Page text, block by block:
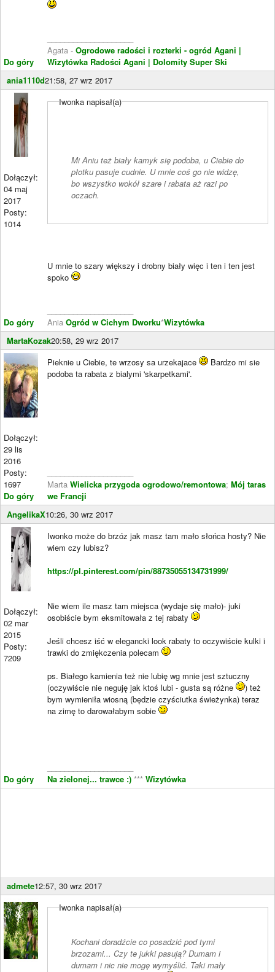
Do góry
Agata - Ogrodowe radości i rozterki - ogród Agani |
Wizytówka Radości Agani | Dolomity Super Ski
ania1110d21:58, 27 wrz 2017
Dołączył:
04 maj
2017
Posty:
1014
Do góry
Iwonka napisał(a)
Mi Aniu też biały kamyk się podoba, u Ciebie do
płotku pasuje cudnie. U mnie coś go nie widzę,
bo wszystko wokół szare i rabata aż razi po
oczach.
U mnie to szary większy i drobny biały więc i ten i ten jest
spoko
Ania Ogród w Cichym Dworku*Wizytówka
MartaKozak20:58, 29 wrz 2017
Dołączył:
29 lis
2016
Posty:
1697
Do góry
Pieknie u Ciebie, te wrzosy sa urzekajace
Bardzo mi sie
podoba ta rabata z bialymi 'skarpetkami'.
Marta Wielicka przygoda ogrodowo/remontowa; Mój taras
we Francji
AngelikaX10:26, 30 wrz 2017
Dołączył:
02 mar
2015
Posty:
7209
Do góry
Iwonko może do brzóz jak masz tam mało słońca hosty? Nie
wiem czy lubisz?
https://pl.pinterest.com/pin/88735055134731999/
Nie wiem ile masz tam miejsca (wydaje się mało)- juki
osobiście bym eksmitowała z tej rabaty
Jeśli chcesz iść w elegancki look rabaty to oczywiście kulki i
trawki do zmiękczenia polecam
ps. Białego kamienia też nie lubię wg mnie jest sztuczny
(oczywiście nie neguję jak ktoś lubi - gusta są różne
) też
bym wymieniła wiosną (będzie czyściutka świeżynka) teraz
na zimę to darowałabym sobie
Na zielonej... trawce :) *** Wizytówka
admete12:57, 30 wrz 2017
Iwonka napisał(a)
Kochani doradźcie co posadzić pod tymi
brzozami... Czy te jukki pasują? Dumam i
dumam i nic nie mogę wymyślić. Taki mały